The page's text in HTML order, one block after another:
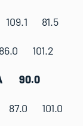
109.1 81.5
101.2
90.0
87.0 101.0